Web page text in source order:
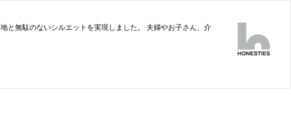
と無駄のないシルエットを実現しました。 夫婦やお子さん、介